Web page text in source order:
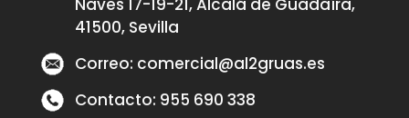
Naves 17-19-21, Alcalá de Guadaíra,
41500, Sevilla
Correo: comercial@al2gruas.es
Contacto: 955 690 338